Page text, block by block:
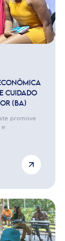
CUIDADO
(BA)
promove
e